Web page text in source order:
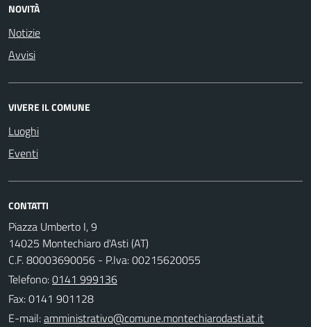
NOVITÀ
Notizie
Avvisi
VIVERE IL COMUNE
Luoghi
Eventi
CONTATTI
Piazza Umberto I, 9
14025 Montechiaro d'Asti (AT)
C.F. 80003690056 - P.Iva: 00215620055
Telefono:0141 999136
Fax: 0141 901128
E-mail: